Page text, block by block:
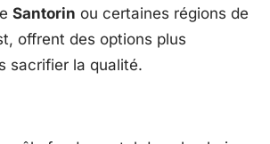
Santorin ou certaines régions de
offrent des options plus
sacrifier la qualité.